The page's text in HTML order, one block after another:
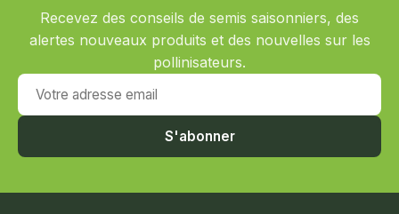
Recevez des conseils de semis saisonniers, des
alertes nouveaux produits et des nouvelles sur les
pollinisateurs.
Votre adresse email
S'abonner